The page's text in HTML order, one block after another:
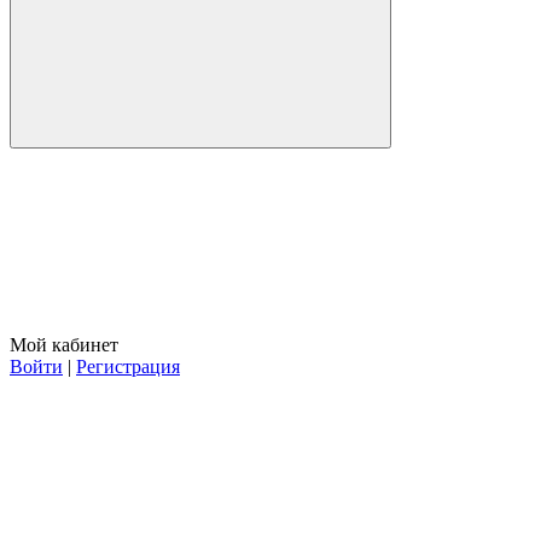
Мой кабинет
Войти | Регистрация